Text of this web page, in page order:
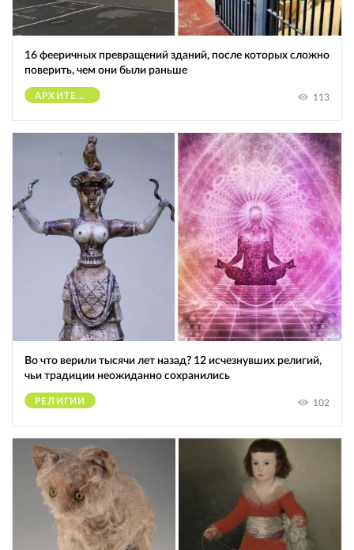
16 фееричных превращений зданий, после которых сложно
поверить, чем они были раньше
АРХИТЕКТУРА 113
Во что верили тысячи лет назад? 12 исчезнувших религий,
чьи традиции неожиданно сохранились
РЕЛИГИИ 102